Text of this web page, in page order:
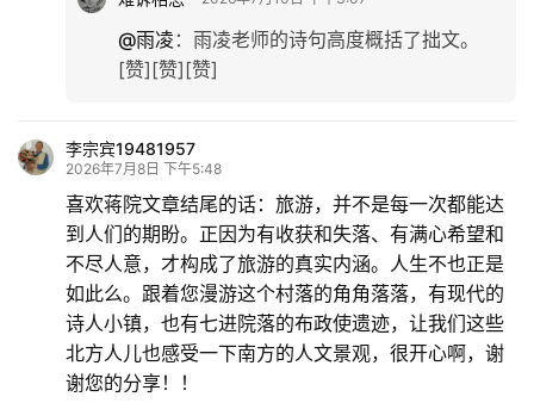
@雨凌 ： 雨凌老师的诗句高度概括了拙文。
[赞][赞][赞]
李宗宾19481957
2026年7月8日 下午5:48
喜欢蒋院文章结尾的话：旅游，并不是每一次都能达
到人们的期盼。正因为有收获和失落、有满心希望和
不尽人意，才构成了旅游的真实内涵。人生不也正是
如此么。跟着您漫游这个村落的角角落落，有现代的
诗人小镇，也有七进院落的布政使遗迹，让我们这些
北方人儿也感受一下南方的人文景观，很开心啊，谢
谢您的分享！！